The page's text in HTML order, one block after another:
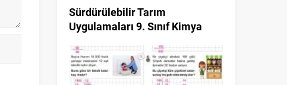
Sürdürülebilir Tarım
Uygulamaları 9. Sınıf Kimya